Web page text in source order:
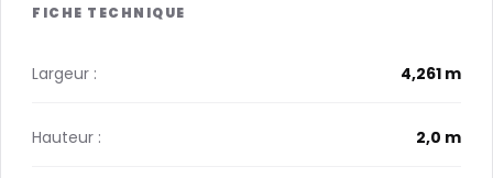
Largeur : 4,261 m
Hauteur : 2,0 m